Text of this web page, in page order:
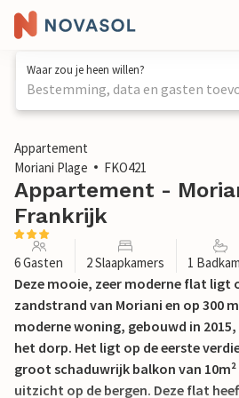
Waar zou je heen willen?
Bestemming, data en gasten
1 / 14
Appartement
Moriani Plage
FKO421
Appartement -
Frankrijk
6 Gasten 2 Slaapkamers 1
Deze mooie, zeer moderne flat ligt
zandstrand van Moriani en op 300
moderne woning, gebouwd in
het dorp. Het ligt op de eerste
groot schaduwrijk balkon van
uitzicht op de bergen. Deze flat